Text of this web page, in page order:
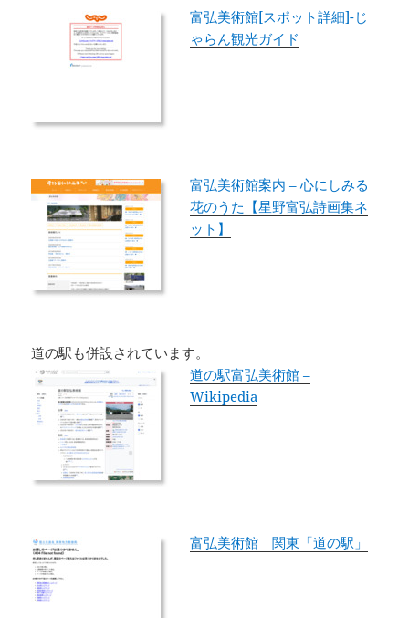
富弘美術館[スポット詳細]-じ
ゃらん観光ガイド
富弘美術館案内 – 心にしみる
花のうた【星野富弘詩画集ネ
ット】
道の駅も併設されています。
道の駅富弘美術館 –
Wikipedia
富弘美術館 関東「道の駅」